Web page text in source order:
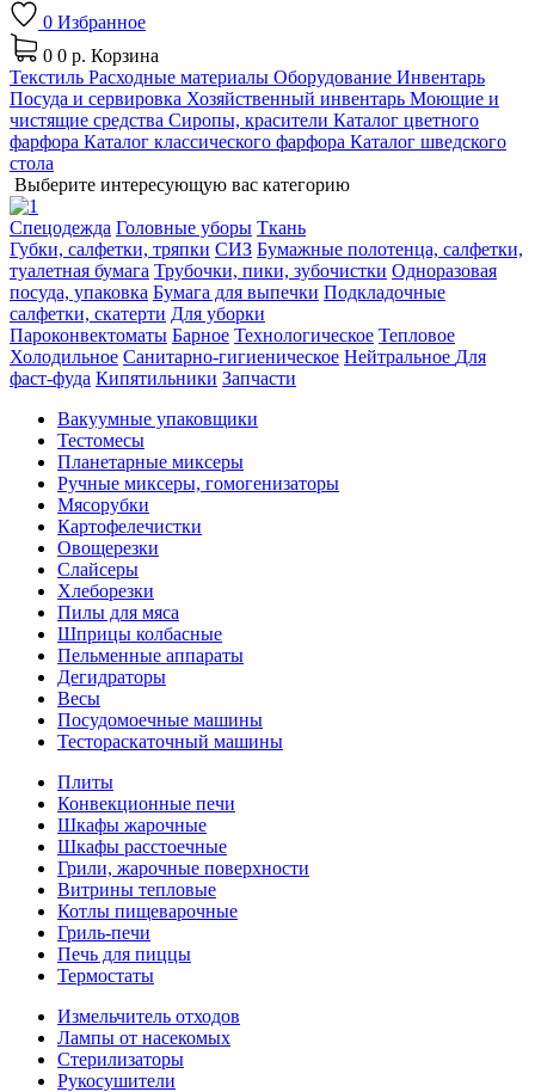
0 Избранное
0 0 р. Корзина
Текстиль Расходные материалы Оборудование Инвентарь
Посуда и сервировка Хозяйственный инвентарь Моющие и
чистящие средства Сиропы, красители Каталог цветного
фарфора Каталог классического фарфора Каталог шведского
стола
Выберите интересующую вас категорию
Спецодежда Головные уборы Ткань
Губки, салфетки, тряпки СИЗ Бумажные полотенца, салфетки,
туалетная бумага Трубочки, пики, зубочистки Одноразовая
посуда, упаковка Бумага для выпечки Подкладочные
салфетки, скатерти Для уборки
Пароконвектоматы Барное Технологическое Тепловое
Холодильное Санитарно-гигиеническое Нейтральное Для
фаст-фуда Кипятильники Запчасти
Вакуумные упаковщики
Тестомесы
Планетарные миксеры
Ручные миксеры, гомогенизаторы
Мясорубки
Картофелечистки
Овощерезки
Слайсеры
Хлеборезки
Пилы для мяса
Шприцы колбасные
Пельменные аппараты
Дегидраторы
Весы
Посудомоечные машины
Тестораскаточный машины
Плиты
Конвекционные печи
Шкафы жарочные
Шкафы расстоечные
Грили, жарочные поверхности
Витрины тепловые
Котлы пищеварочные
Гриль-печи
Печь для пиццы
Термостаты
Измельчитель отходов
Лампы от насекомых
Стерилизаторы
Рукосушители